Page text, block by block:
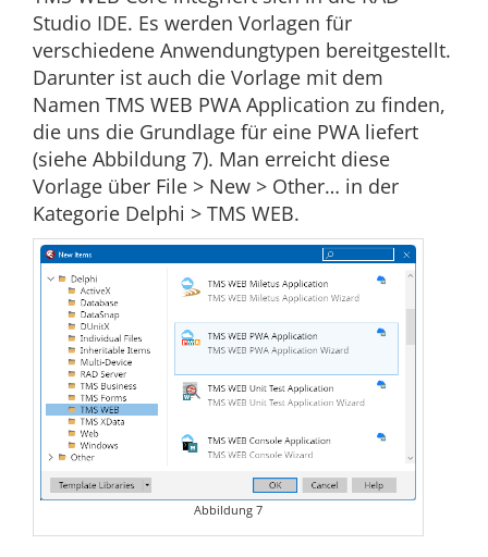
Studio IDE. Es werden Vorlagen für
verschiedene Anwendungtypen bereitgestellt.
Darunter ist auch die Vorlage mit dem
Namen TMS WEB PWA Application zu finden,
die uns die Grundlage für eine PWA liefert
(siehe Abbildung 7). Man erreicht diese
Vorlage über File > New > Other… in der
Kategorie Delphi > TMS WEB.
Abbildung 7